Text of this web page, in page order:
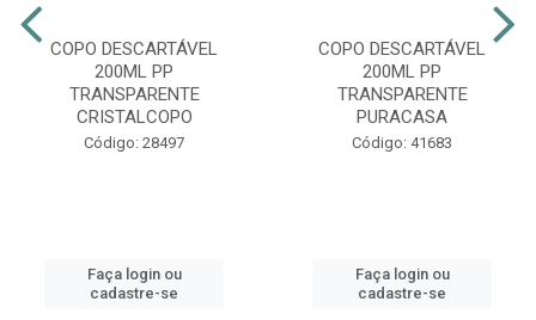
COPO DESCARTÁVEL
200ML PP
TRANSPARENTE
CRISTALCOPO
Código: 28497
Faça login ou
cadastre-se
COPO DESCARTÁVEL
200ML PP
TRANSPARENTE
PURACASA
Código: 41683
Faça login ou
cadastre-se